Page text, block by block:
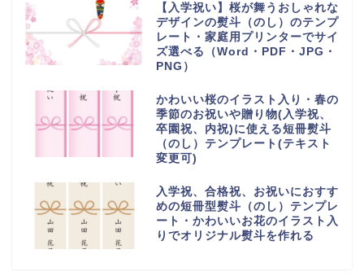
【入学祝い】桜が舞うおしゃれな
デザインの熨斗（のし）のテンプ
レート・家庭用プリンターでサイ
ズ選べる（Word・PDF・JPG・
PNG）
かわいい桜のイラスト入り・春の
季節のお祝いや贈り物(入学祝、
卒園祝、内祝)に使える短冊熨斗
（のし）テンプレート(テキスト
変更可)
入学祝、合格祝、お祝いにおすす
めの短冊型熨斗（のし）テンプレ
ート・かわいいお花のイラスト入
りでオリジナル熨斗を作れる